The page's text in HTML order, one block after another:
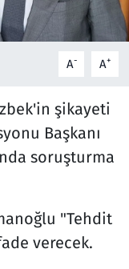
A- A+
şikayeti
Başkanı
soruşturma
"Tehdit
verecek.